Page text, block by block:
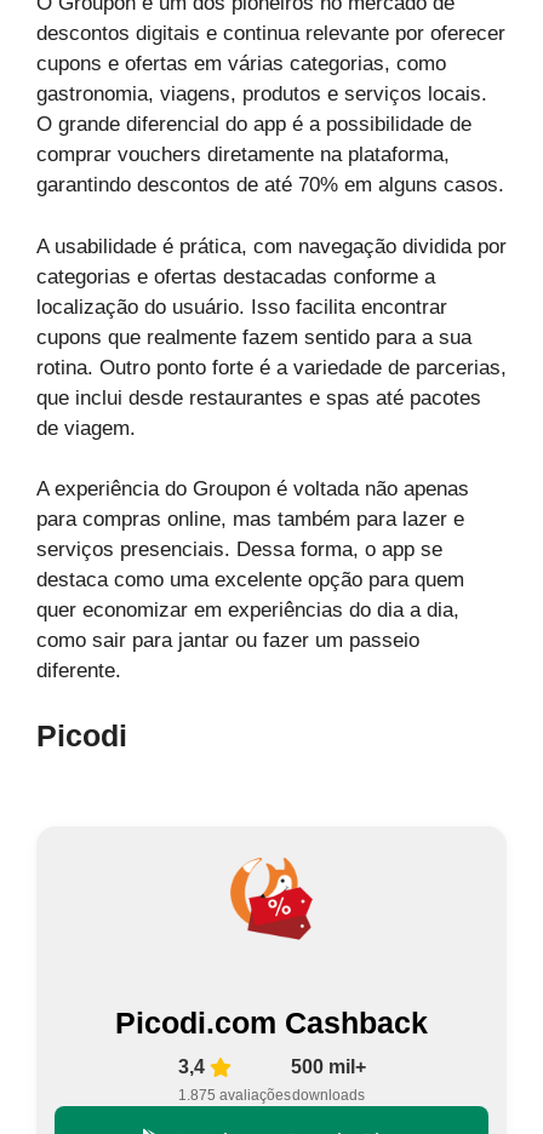
descontos digitais e continua relevante por oferecer
cupons e ofertas em várias categorias, como
gastronomia, viagens, produtos e serviços locais.
O grande diferencial do app é a possibilidade de
comprar vouchers diretamente na plataforma,
garantindo descontos de até 70% em alguns casos.
A usabilidade é prática, com navegação dividida por
categorias e ofertas destacadas conforme a
localização do usuário. Isso facilita encontrar
cupons que realmente fazem sentido para a sua
rotina. Outro ponto forte é a variedade de parcerias,
que inclui desde restaurantes e spas até pacotes
de viagem.
A experiência do Groupon é voltada não apenas
para compras online, mas também para lazer e
serviços presenciais. Dessa forma, o app se
destaca como uma excelente opção para quem
quer economizar em experiências do dia a dia,
como sair para jantar ou fazer um passeio
diferente.
Picodi
Picodi.com Cashback
3,4
1.875 avaliações
500 mil+
downloads